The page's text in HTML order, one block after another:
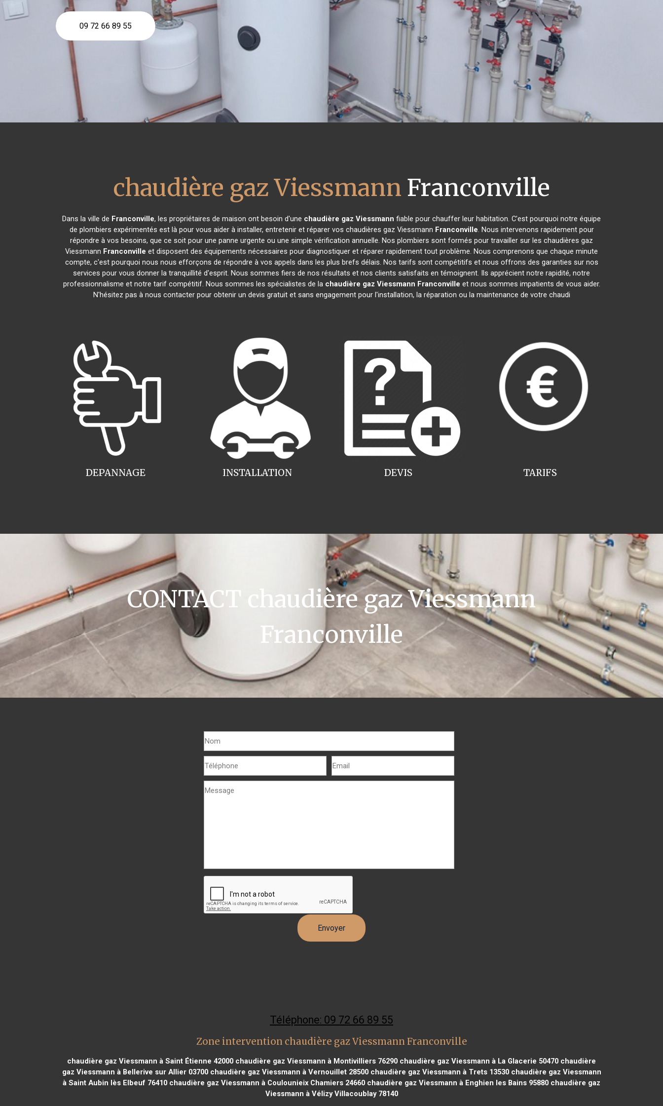
09 72 66 89 55
chaudière gaz Viessmann Franconville
Dans la ville de Franconville, les propriétaires de maison ont besoin d'une chaudière gaz Viessmann fiable pour chauffer leur habitation. C'est pourquoi notre équipe
de plombiers expérimentés est là pour vous aider à installer, entretenir et réparer vos chaudières gaz Viessmann Franconville. Nous intervenons rapidement pour
répondre à vos besoins, que ce soit pour une panne urgente ou une simple vérification annuelle. Nos plombiers sont formés pour travailler sur les chaudières gaz
Viessmann Franconville et disposent des équipements nécessaires pour diagnostiquer et réparer rapidement tout problème. Nous comprenons que chaque minute
compte, c'est pourquoi nous nous efforçons de répondre à vos appels dans les plus brefs délais. Nos tarifs sont compétitifs et nous offrons des garanties sur nos
services pour vous donner la tranquillité d'esprit. Nous sommes fiers de nos résultats et nos clients satisfaits en témoignent. Ils apprécient notre rapidité, notre
professionnalisme et notre tarif compétitif. Nous sommes les spécialistes de la chaudière gaz Viessmann Franconville et nous sommes impatients de vous aider.
N'hésitez pas à nous contacter pour obtenir un devis gratuit et sans engagement pour l'installation, la réparation ou la maintenance de votre chaudi
INSTALLATION
DEPANNAGE TARIFS
DEVIS
CONTACT chaudière gaz Viessmann
Franconville
Téléphone: 09 72 66 89 55
Zone intervention chaudière gaz Viessmann Franconville
chaudière gaz Viessmann à Saint Étienne 42000 chaudière gaz Viessmann à Montivilliers 76290 chaudière gaz Viessmann à La Glacerie 50470 chaudière
gaz Viessmann à Bellerive sur Allier 03700chaudière gaz Viessmann à Vernouillet 28500chaudière gaz Viessmann à Trets 13530chaudière gaz Viessmann
à Saint Aubin lès Elbeuf 76410 chaudière gaz Viessmann à Coulounieix Chamiers 24660 chaudière gaz Viessmann à Enghien les Bains 95880 chaudière gaz
Viessmann à Vélizy Villacoublay 78140